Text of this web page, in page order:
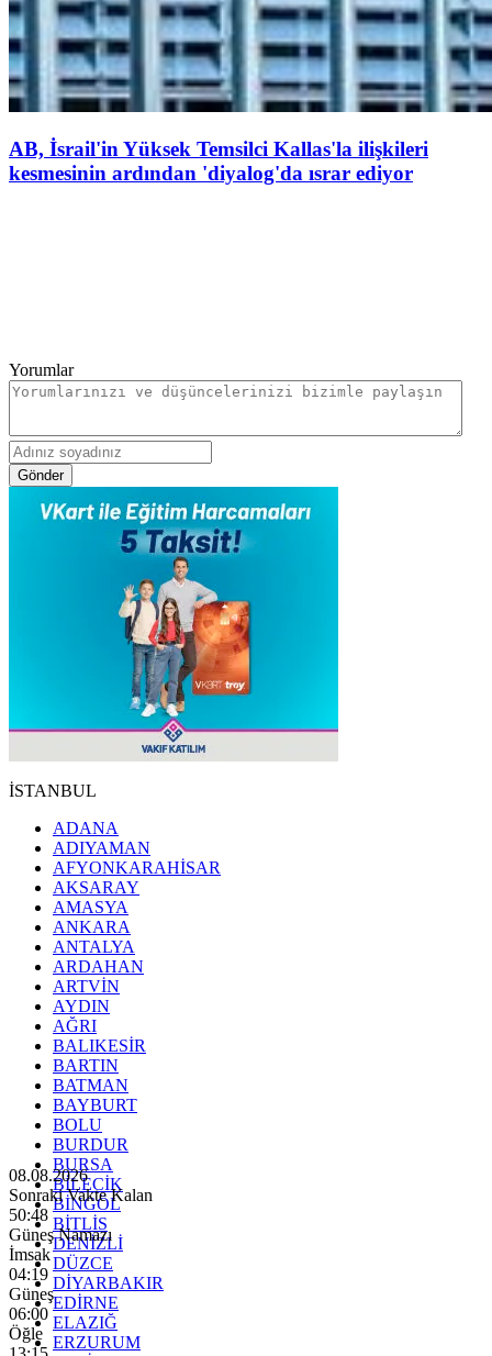
AB, İsrail'in Yüksek Temsilci Kallas'la ilişkileri
kesmesinin ardından 'diyalog'da ısrar ediyor
Yorumlar
Gönder
İSTANBUL
ADANA
ADIYAMAN
AFYONKARAHİSAR
AKSARAY
AMASYA
ANKARA
ANTALYA
ARDAHAN
ARTVİN
AYDIN
AĞRI
BALIKESİR
BARTIN
BATMAN
BAYBURT
BOLU
BURDUR
BURSA
BİLECİK
BİNGÖL
BİTLİS
DENİZLİ
DÜZCE
DİYARBAKIR
EDİRNE
ELAZIĞ
ERZURUM
08.08.2026
Sonraki Vakte Kalan
50:47
Güneş Namazı
İmsak
04:19
Güneş
06:00
Öğle